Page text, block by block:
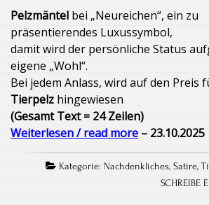
Pelzmäntel bei „Neureichen“, ein zu
präsentierendes Luxussymbol,
damit wird der persönliche Status
eigene „Wohl“.
Bei jedem Anlass, wird auf den Preis
Tierpelz hingewiesen
(Gesamt Text = 24 Zeilen)
Weiterlesen / read more – 23.10.2025
Kategorie: Nachdenkliches, Satire,
SCHREIBE